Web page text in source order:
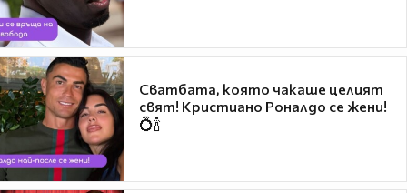
Сватбата, която чакаше целият
свят! Кристиано Роналдо се жени!
💍🍾